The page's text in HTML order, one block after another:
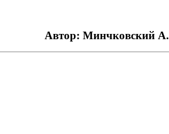
Автор: Минчковский А.